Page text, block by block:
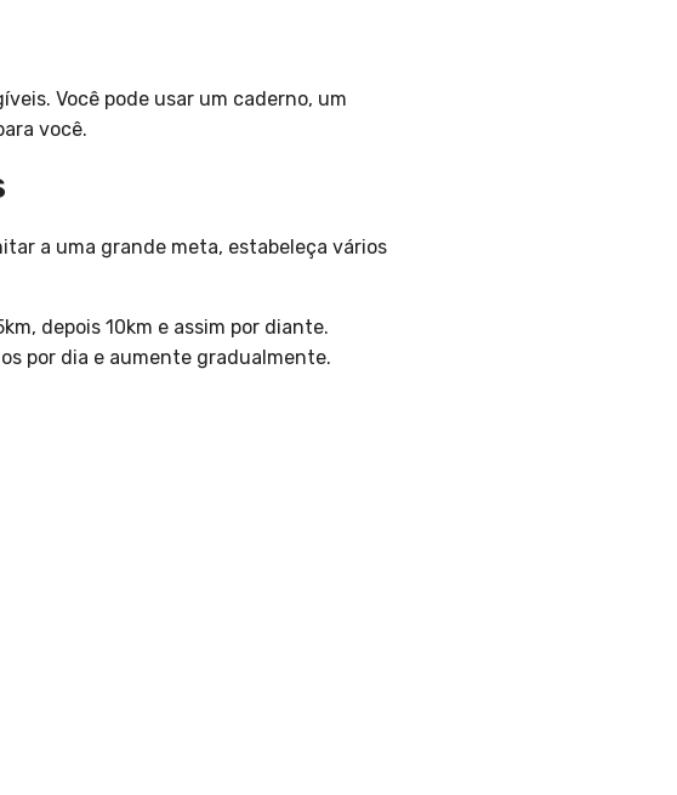
Você pode usar um caderno, um
você.
a uma grande meta, estabeleça vários
depois 10km e assim por diante.
por dia e aumente gradualmente.